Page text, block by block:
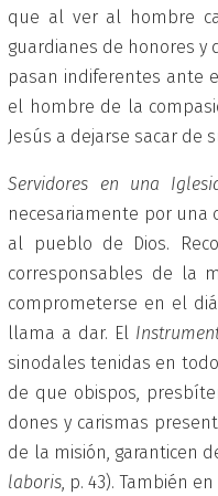
que al ver al hombre
guardianes de honores y
pasan indiferentes ante
el hombre de la
Jesús a dejarse sacar de
Servidores en una
necesariamente por una
al pueblo de Dios.
corresponsables de la
comprometerse en el
llama a dar. El
sinodales tenidas en
de que obispos,
dones y carismas
de la misión, garanticen
laboris , p. 43). También